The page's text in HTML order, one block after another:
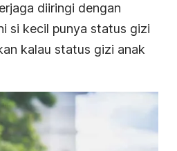
diiringi dengan
si kecil punya status gizi
kalau status gizi anak